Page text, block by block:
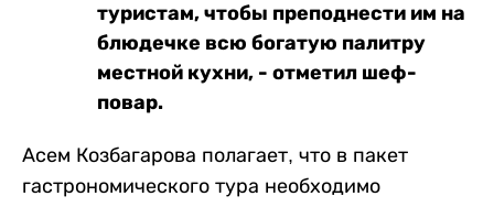
туристам, чтобы преподнести им на
блюдечке всю богатую палитру
местной кухни, - отметил шеф-
повар.
Асем Козбагарова полагает, что в пакет
гастрономического тура необходимо